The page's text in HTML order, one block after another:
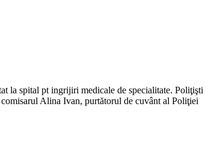
la spital pt ingrijiri medicale de specialitate. Poliţişti
Alina Ivan, purtătorul de cuvânt al Poliţiei